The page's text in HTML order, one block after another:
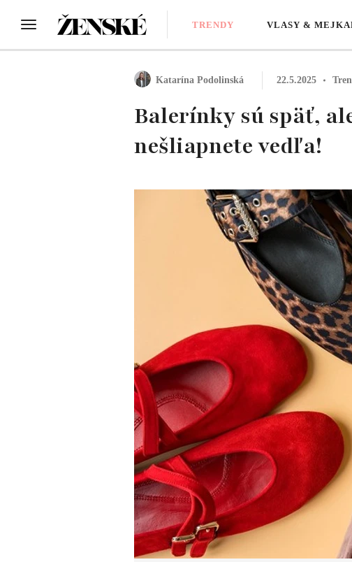
TRENDY VLASY &
Katarína Podolinská 22.5.2025
Balerínky sú späť,
nešliapnete vedľa!